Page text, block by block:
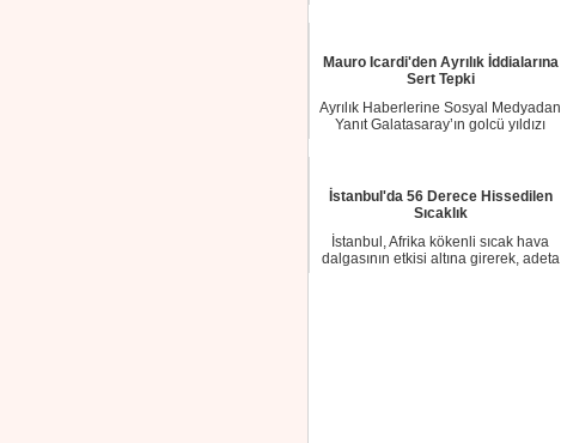
Mauro Icardi'den Ayrılık İddialarına
Sert Tepki
Ayrılık Haberlerine Sosyal Medyadan
Yanıt Galatasaray’ın golcü yıldızı
İstanbul'da 56 Derece Hissedilen
Sıcaklık
İstanbul, Afrika kökenli sıcak hava
dalgasının etkisi altına girerek, adeta